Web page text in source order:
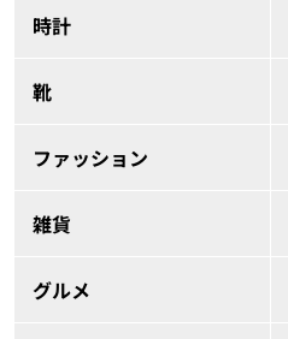
時計
靴
ファッション
雑貨
グルメ